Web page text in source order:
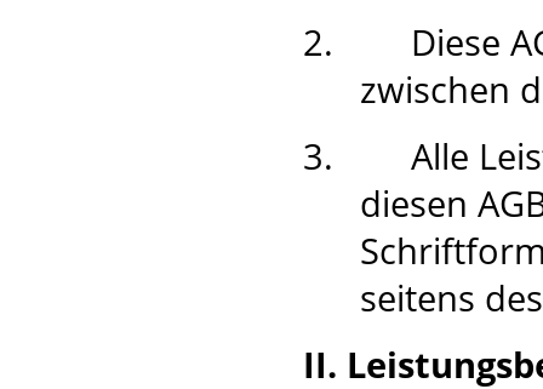
2.
Diese
zwischen
3.
Alle
diesen
seitens
II.